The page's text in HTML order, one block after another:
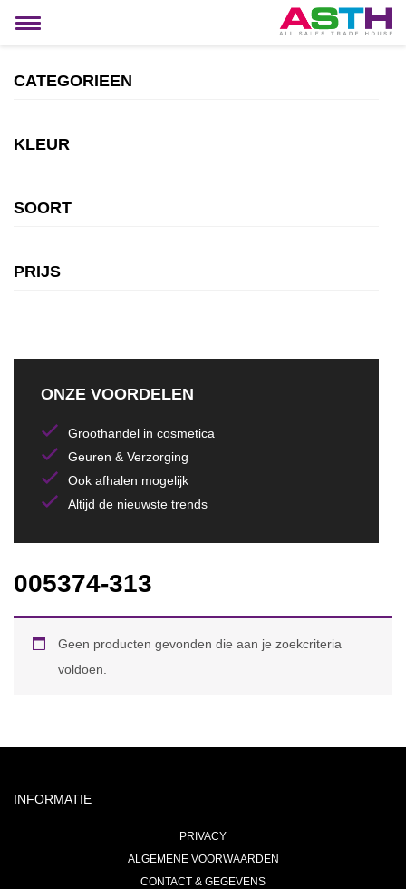
Toggle
CATEGORIEEN
KLEUR
SOORT
PRIJS
ONZE VOORDELEN
Groothandel in cosmetica
Geuren & Verzorging
Ook afhalen mogelijk
Altijd de nieuwste trends
005374-313
Geen producten gevonden die aan je zoekcriteria
voldoen.
INFORMATIE
PRIVACY
ALGEMENE VOORWAARDEN
CONTACT & GEGEVENS